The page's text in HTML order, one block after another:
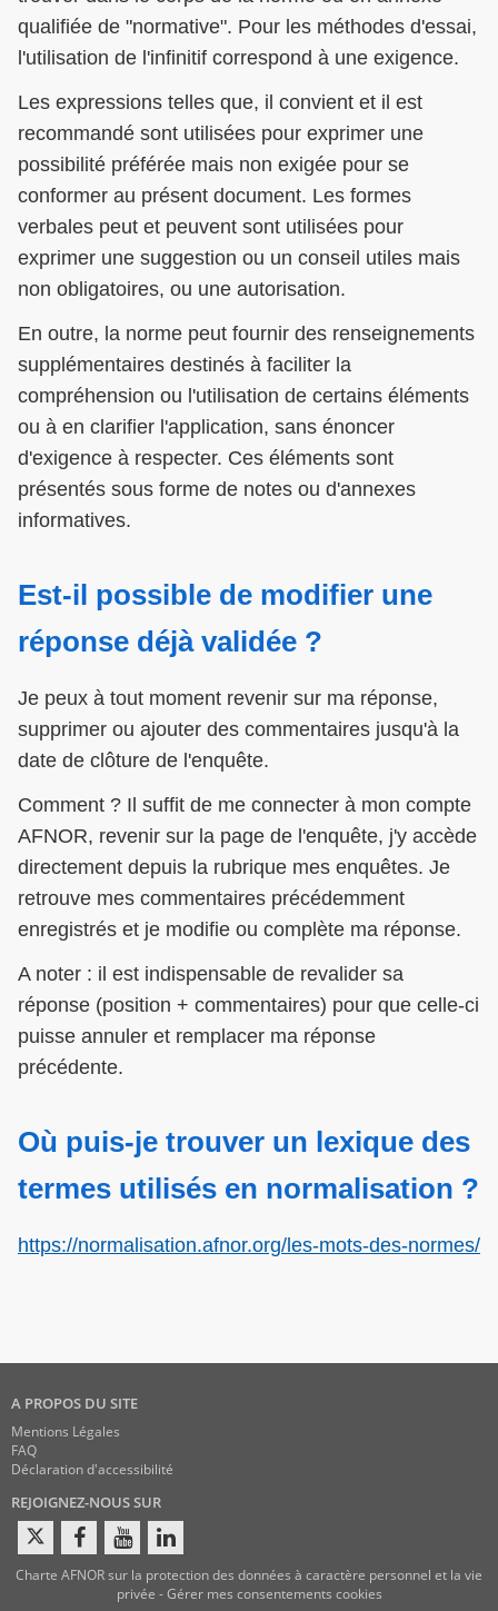
qualifiée de "normative". Pour les méthodes d'essai,
l'utilisation de l'infinitif correspond à une exigence.
Les expressions telles que, il convient et il est
recommandé sont utilisées pour exprimer une
possibilité préférée mais non exigée pour se
conformer au présent document. Les formes
verbales peut et peuvent sont utilisées pour
exprimer une suggestion ou un conseil utiles mais
non obligatoires, ou une autorisation.
En outre, la norme peut fournir des renseignements
supplémentaires destinés à faciliter la
compréhension ou l'utilisation de certains éléments
ou à en clarifier l'application, sans énoncer
d'exigence à respecter. Ces éléments sont
présentés sous forme de notes ou d'annexes
informatives.
Est-il possible de modifier une
réponse déjà validée ?
Je peux à tout moment revenir sur ma réponse,
supprimer ou ajouter des commentaires jusqu'à la
date de clôture de l'enquête.
Comment ? Il suffit de me connecter à mon compte
AFNOR, revenir sur la page de l'enquête, j'y accède
directement depuis la rubrique mes enquêtes. Je
retrouve mes commentaires précédemment
enregistrés et je modifie ou complète ma réponse.
A noter : il est indispensable de revalider sa
réponse (position + commentaires) pour que celle-ci
puisse annuler et remplacer ma réponse
précédente.
Où puis-je trouver un lexique des
termes utilisés en normalisation ?
https://normalisation.afnor.org/les-mots-des-normes/
A PROPOS DU SITE
Mentions Légales
FAQ
Déclaration d'accessibilité
REJOIGNEZ-NOUS SUR
Charte AFNOR sur la protection des données à caractère personnel et la vie
privée -Gérer mes consentements cookies